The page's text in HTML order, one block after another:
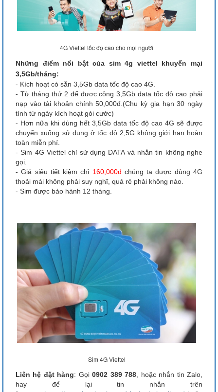
4G Viettel tốc độ cao cho mọi người
Những điểm nổi bật của sim 4g viettel khuyến mại
3,5Gb/tháng:
- Kích hoạt có sẵn 3,5Gb data tốc độ cao 4G.
- Từ tháng thứ 2 để được cộng 3,5Gb data tốc độ cao phải
nạp vào tài khoản chính 50,000đ.(Chu kỳ gia hạn 30 ngày
tính từ ngày kích hoạt gói cước)
- Hơn nữa khi dùng hết 3,5Gb data tốc độ cao 4G sẽ được
chuyển xuống sử dụng ở tốc dộ 2,5G không giới hạn hoàn
toàn miễn phí.
- Sim 4G Viettel chỉ sử dụng DATA và nhắn tin không nghe
gọi.
- Giá siêu tiết kiệm chỉ 160,000đchúng ta được dùng 4G
thoải mái không phải suy nghĩ, quá rẻ phải không nào.
- Sim được bảo hành 12 tháng.
Sim 4G Viettel
Liên hệ đặt hàng: Gọi0902 389 788 , hoặc nhắn tin Zalo,
hay để lại tin nhắn trên